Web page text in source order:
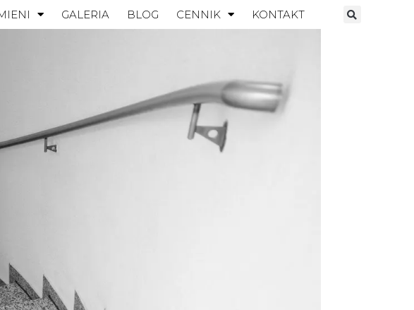
GALERIA BLOG CENNIK KONTAKT